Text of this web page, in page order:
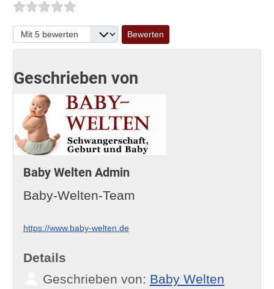
Bitte bewerten
Geschrieben von
Baby Welten Admin
Baby-Welten-Team
https://www.baby-welten.de
Details
Geschrieben von: Baby Welten